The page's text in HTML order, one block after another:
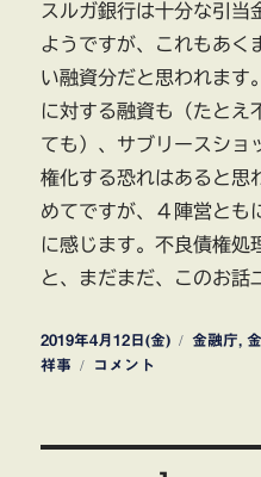
スルガ銀行は十分な引当
ようですが、これもあく
い融資分だと思われます
に対する融資も（たとえ
ても）、サブリースショ
権化する恐れはあると思
めてですが、４陣営とも
に感じます。不良債権処
と、まだまだ、このお話
投
稿
2019年4月12日(金)
カ
金融庁,
祥事
ス
コメント